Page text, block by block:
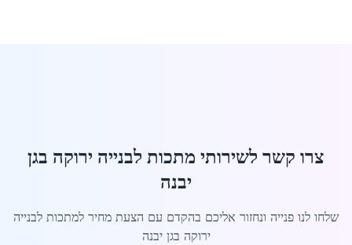
צרו קשר לשירותי מתכות לבנייה ירוקה בגן
יבנה
שלחו לנו פנייה ונחזור אליכם בהקדם עם הצעת מחיר למתכות לבנייה
ירוקה בגן יבנה